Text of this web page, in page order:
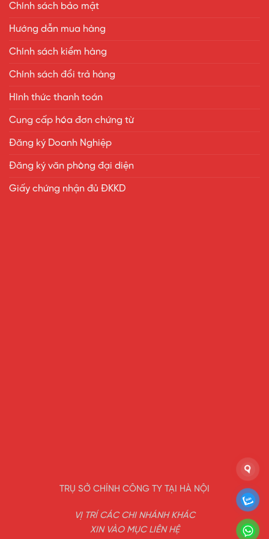
Chính sách bảo mật
Hướng dẫn mua hàng
Chính sách kiểm hàng
Chính sách đổi trả hàng
Hình thức thanh toán
Cung cấp hóa đơn chứng từ
Đăng ký Doanh Nghiệp
Đăng ký văn phòng đại diện
Giấy chứng nhận đủ ĐKKD
TRỤ SỞ CHÍNH CÔNG TY TẠI HÀ NỘI
VỊ TRÍ CÁC CHI NHÁNH KHÁC
XIN VÀO MỤC LIÊN HỆ